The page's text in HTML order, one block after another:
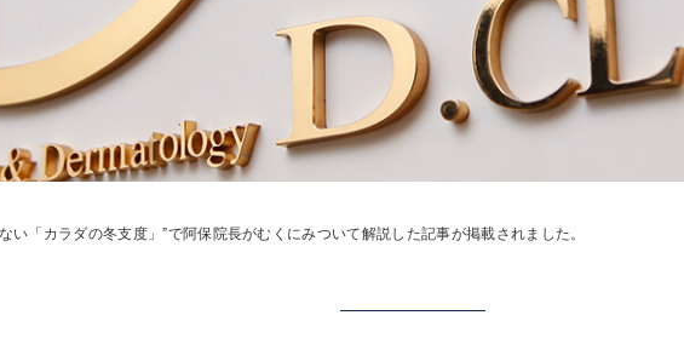
い「カラダの冬支度」”で阿保院長がむくにみついて解説した記事が掲載されました。